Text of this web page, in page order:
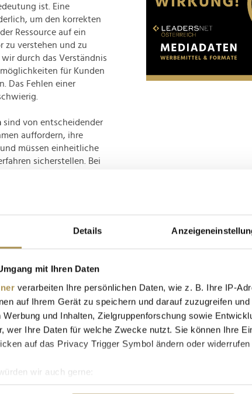
Details
mit Ihren Daten
verarbeiten Ihre persönlichen Daten, wie z. B. Ihre IP-
auf Ihrem Gerät zu speichern und darauf zuzugreifen
und Inhalten, Zielgruppenforschung sowie
wer Ihre Daten für welche Zwecke nutzt. Sie können Ihre
auf das Privacy Trigger Symbol ändern oder widerrufen
wir auch gerne:
Ihre geografische Lage erfassen, welche bis auf einige
ist. Eine
um den korrekten
Ressource auf ein
zu verstehen und zu
durch das Verständnis
für Kunden
Das Fehlen einer
sind von entscheidender
auffordern, ihre
müssen einheitliche
sicherstellen. Bei
Faktoren einbezogen
und Preismodelle
setzt sich durch das
„Valuing Water
zu Maßnahmen im
zu drängen.
sind
von Wasserressourcen
Ansatz und ein
– lassen sich
lösen. Neuartige
ein besseres
aller großen
Anleger,
mit hohem